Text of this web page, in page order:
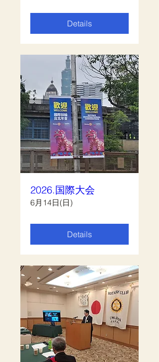
Details
2026.国際大会
6月14日(日)
Details